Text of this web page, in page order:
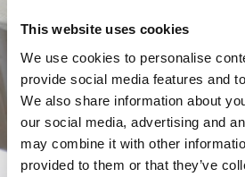
This website uses cookies
We use cookies to personalise
provide social media features and
We also share information about
our social media, advertising and
may combine it with other
provided to them or that they’ve